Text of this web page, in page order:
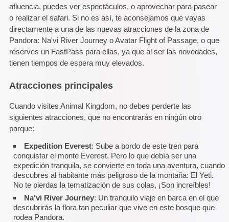
afluencia, puedes ver espectáculos, o aprovechar para pasear
o realizar el safari. Si no es así, te aconsejamos que vayas
directamente a una de las nuevas atracciones de la zona de
Pandora: Na'vi River Journey o Avatar Flight of Passage, o que
reserves un FastPass para ellas, ya que al ser las novedades,
tienen tiempos de espera muy elevados.
Atracciones principales
Cuando visites Animal Kingdom, no debes perderte las
siguientes atracciones, que no encontrarás en ningún otro
parque:
Expedition Everest: Sube a bordo de este tren para
conquistar el monte Everest. Pero lo que debía ser una
expedición tranquila, se convierte en toda una aventura, cuando
descubres al habitante más peligroso de la montaña: El Yeti.
No te pierdas la tematización de sus colas, ¡Son increíbles!
Na'vi River Journey: Un tranquilo viaje en barca en el que
descubrirás la flora tan peculiar que vive en este bosque que
rodea Pandora.